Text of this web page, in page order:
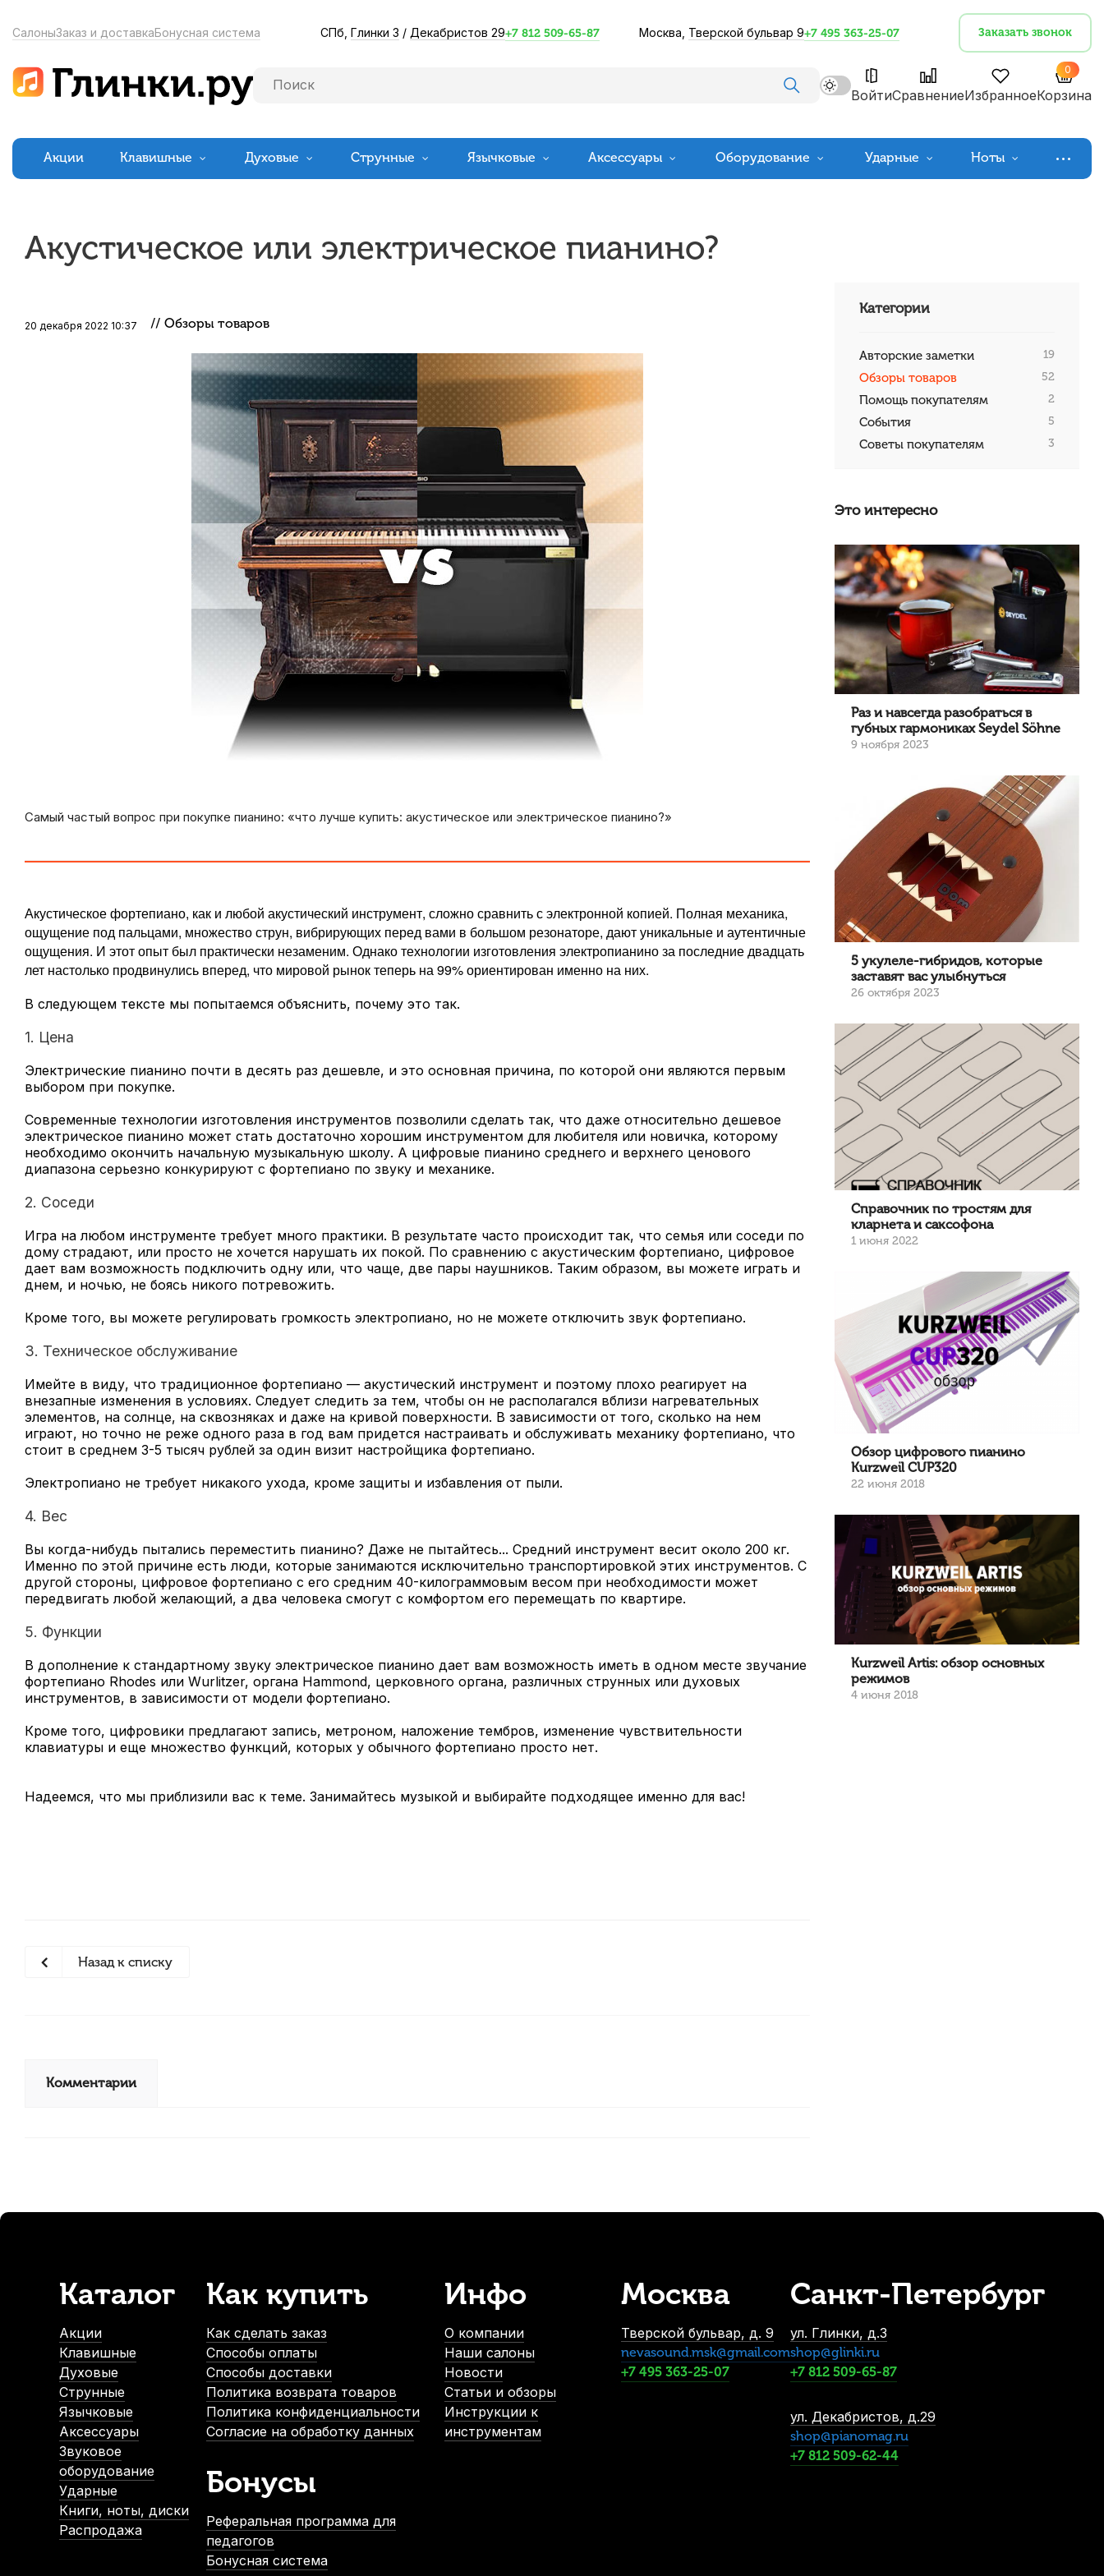
СалоныЗаказ и доставкаБонусная система СПб, Глинки 3 / Декабристов 29+7 812 509-65-87 Москва, Тверской бульвар 9+7 495 363-25-07 Заказать звонок
ВойтиСравнениеИзбранное
0
Корзина
Акции Клавишные Духовые Струнные Язычковые Аксессуары Оборудование Ударные Ноты
Акустическое или электрическое пианино?
20 декабря 2022 10:37 // Обзоры товаров
Самый частый вопрос при покупке пианино: «что лучше купить: акустическое или электрическое пианино?»
Акустическое фортепиано, как и любой акустический инструмент, сложно сравнить с электронной копией. Полная механика,
ощущение под пальцами, множество струн, вибрирующих перед вами в большом резонаторе, дают уникальные и аутентичные
ощущения. И этот опыт был практически незаменим. Однако технологии изготовления электропианино за последние двадцать
лет настолько продвинулись вперед, что мировой рынок теперь на 99% ориентирован именно на них.
В следующем тексте мы попытаемся объяснить, почему это так.
1. Цена
Электрические пианино почти в десять раз дешевле, и это основная причина, по которой они являются первым
выбором при покупке.
Современные технологии изготовления инструментов позволили сделать так, что даже относительно дешевое
электрическое пианино может стать достаточно хорошим инструментом для любителя или новичка, которому
необходимо окончить начальную музыкальную школу. А цифровые пианино среднего и верхнего ценового
диапазона серьезно конкурируют с фортепиано по звуку и механике.
2. Соседи
Игра на любом инструменте требует много практики. В результате часто происходит так, что семья или соседи по
дому страдают, или просто не хочется нарушать их покой. По сравнению с акустическим фортепиано, цифровое
дает вам возможность подключить одну или, что чаще, две пары наушников. Таким образом, вы можете играть и
днем, и ночью, не боясь никого потревожить.
Кроме того, вы можете регулировать громкость электропиано, но не можете отключить звук фортепиано.
3. Техническое обслуживание
Имейте в виду, что традиционное фортепиано — акустический инструмент и поэтому плохо реагирует на
внезапные изменения в условиях. Следует следить за тем, чтобы он не располагался вблизи нагревательных
элементов, на солнце, на сквозняках и даже на кривой поверхности. В зависимости от того, сколько на нем
играют, но точно не реже одного раза в год вам придется настраивать и обслуживать механику фортепиано, что
стоит в среднем 3-5 тысяч рублей за один визит настройщика фортепиано.
Электропиано не требует никакого ухода, кроме защиты и избавления от пыли.
4. Вес
Вы когда-нибудь пытались переместить пианино? Даже не пытайтесь... Средний инструмент весит около 200 кг.
Именно по этой причине есть люди, которые занимаются исключительно транспортировкой этих инструментов. С
другой стороны, цифровое фортепиано с его средним 40-килограммовым весом при необходимости может
передвигать любой желающий, а два человека смогут с комфортом его перемещать по квартире.
5. Функции
В дополнение к стандартному звуку электрическое пианино дает вам возможность иметь в одном месте звучание
фортепиано Rhodes или Wurlitzer, органа Hammond, церковного органа, различных струнных или духовых
инструментов, в зависимости от модели фортепиано.
Кроме того, цифровики предлагают запись, метроном, наложение тембров, изменение чувствительности
клавиатуры и еще множество функций, которых у обычного фортепиано просто нет.
Надеемся, что мы приблизили вас к теме. Занимайтесь музыкой и выбирайте подходящее именно для вас!
Назад к списку
Комментарии
Категории
Авторские заметки 19
Обзоры товаров 52
Помощь покупателям 2
События 5
Советы покупателям 3
Это интересно
Раз и навсегда разобраться в
губных гармониках Seydel Söhne
9 ноября 2023
5 укулеле-гибридов, которые
заставят вас улыбнуться
26 октября 2023
Справочник по тростям для
кларнета и саксофона
1 июня 2022
Обзор цифрового пианино
Kurzweil CUP320
22 июня 2018
Kurzweil Artis: обзор основных
режимов
4 июня 2018
Каталог
Акции
Клавишные
Духовые
Струнные
Язычковые
Аксессуары
Звуковое
оборудование
Ударные
Книги, ноты, диски
Распродажа
Как купить
Как сделать заказ
Способы оплаты
Способы доставки
Политика возврата товаров
Политика конфиденциальности
Согласие на обработку данных
Бонусы
Реферальная программа для
педагогов
Бонусная система
Инфо
О компании
Наши салоны
Новости
Статьи и обзоры
Инструкции к
инструментам
Москва
Тверской бульвар, д. 9
nevasound.msk@gmail.com
+7 495 363-25-07
Санкт-Петербург
ул. Глинки, д.3
shop@glinki.ru
+7 812 509-65-87
ул. Декабристов, д.29
shop@pianomag.ru
+7 812 509-62-44